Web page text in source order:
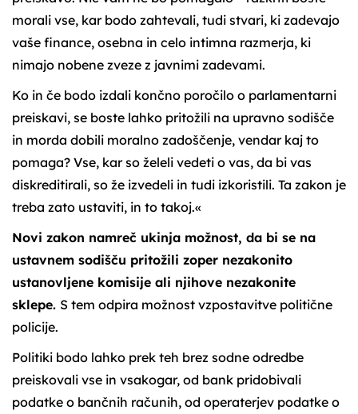
morali vse, kar bodo zahtevali, tudi stvari, ki zadevajo
vaše finance, osebna in celo intimna razmerja, ki
nimajo nobene zveze z javnimi zadevami.
Ko in če bodo izdali končno poročilo o parlamentarni
preiskavi, se boste lahko pritožili na upravno sodišče
in morda dobili moralno zadoščenje, vendar kaj to
pomaga? Vse, kar so želeli vedeti o vas, da bi vas
diskreditirali, so že izvedeli in tudi izkoristili. Ta zakon je
treba zato ustaviti, in to takoj.«
Novi zakon namreč ukinja možnost, da bi se na
ustavnem sodišču pritožili zoper nezakonito
ustanovljene komisije ali njihove nezakonite
sklepe. S tem odpira možnost vzpostavitve politične
policije.
Politiki bodo lahko prek teh brez sodne odredbe
preiskovali vse in vsakogar, od bank pridobivali
podatke o bančnih računih, od operaterjev podatke o